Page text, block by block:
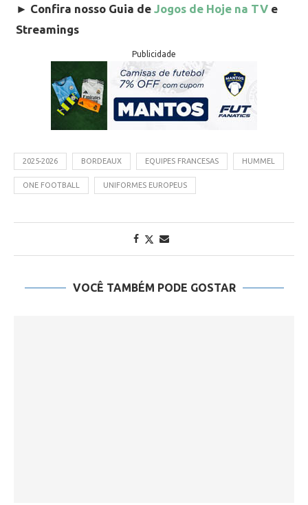
► Confira nosso Guia de Jogos de Hoje na TV e
Streamings
Publicidade
2025-2026 BORDEAUX EQUIPES FRANCESAS HUMMEL
ONE FOOTBALL UNIFORMES EUROPEUS
VOCÊ TAMBÉM PODE GOSTAR